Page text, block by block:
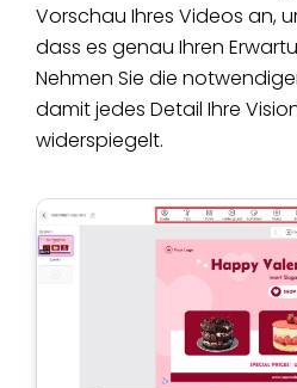
Vorschau Ihres Videos an,
dass es genau Ihren
Nehmen Sie die
damit jedes Detail Ihre
widerspiegelt.